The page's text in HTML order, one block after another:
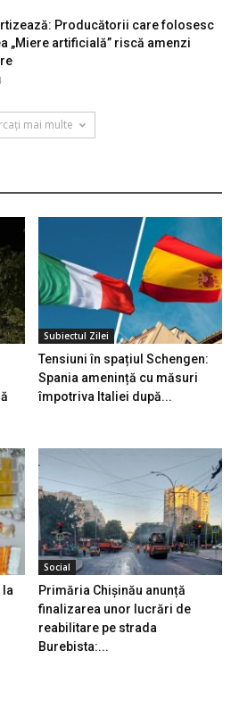
Producătorii care folosesc
„Miere artificială” riscă amenzi
mai multe
Subiectul Zilei
Tensiuni în spațiul Schengen:
Spania amenință cu măsuri
împotriva Italiei după...
la
Social
Primăria Chișinău anunță
finalizarea unor lucrări de
reabilitare pe strada
Burebista:...